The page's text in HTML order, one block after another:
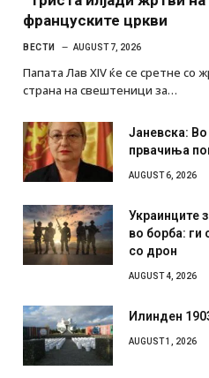
француските цркви
ВЕСТИ AUGUST 7, 2026
Папата Лав XIV ќе се сретне со
страна на свештеници за…
Јаневска:
првачиња
AUGUST 6, 2026
Украинците
во борба: ги
со дрон
AUGUST 4, 2026
Илинден
AUGUST 1, 2026